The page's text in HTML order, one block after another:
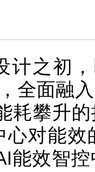
之初，
全面融
耗攀升
心对能
能效智